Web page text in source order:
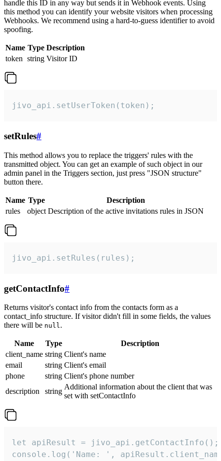
handle this ID in any way but sends it in Webhook events. Using
this method you can identify your website visitors when processing
Webhooks. We recommend using a hard-to-guess identifier to avoid
spoofing.
Name Type Description
token string Visitor ID
jivo_api.setUserToken(token);
setRules#
This method allows you to replace the triggers' rules with the
transmitted object. You can get an example of such object in our
admin panel in the Triggers section, just press "JSON structure"
button there.
Name Type
Description
rules
object Description of the active invitations rules in JSON
jivo_api.setRules(rules);
getContactInfo#
Returns visitor's contact info from the contacts form as a
contact_info structure. If visitor didn't fill in some fields, the values
there will be null.
Name Type
Description
client_name string Client's name
email
string Client's email
phone
string Client's phone number
description
string
Additional information about the client that was
set with setContactInfo
let apiResult = jivo_api.getContactInfo();
console.log('Name: ',